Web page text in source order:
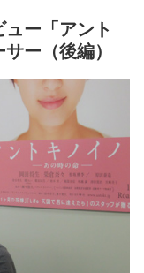
ー「アント
ー（後編）